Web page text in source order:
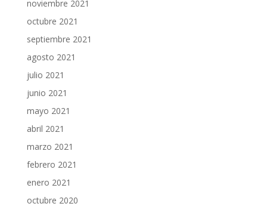
noviembre 2021
octubre 2021
septiembre 2021
agosto 2021
julio 2021
junio 2021
mayo 2021
abril 2021
marzo 2021
febrero 2021
enero 2021
octubre 2020